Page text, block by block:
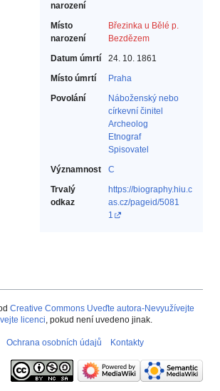
narození
Místo
narození
Březinka u Bělé p.
Bezdězem
Datum úmrtí
24. 10. 1861
Místo úmrtí
Praha
Povolání
Náboženský nebo
církevní činitel‎
Archeolog‎
Etnograf‎
Spisovatel‎
Významnost
C
Trvalý
odkaz
https://biography.hiu.c
as.cz/pageid/5081
1
Creative Commons Uveďte autora-Nevyužívejte
licenci, pokud není uvedeno jinak.
Ochrana osobních údajů Kontakty